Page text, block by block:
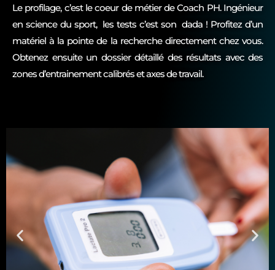
Le profilage, c’est le coeur de métier de Coach PH. Ingénieur
en science du sport, les tests c’est son dada ! Profitez d’un
matériel à la pointe de la recherche directement chez vous.
Obtenez ensuite un dossier détaillé des résultats avec des
zones d’entrainement calibrés et axes de travail.